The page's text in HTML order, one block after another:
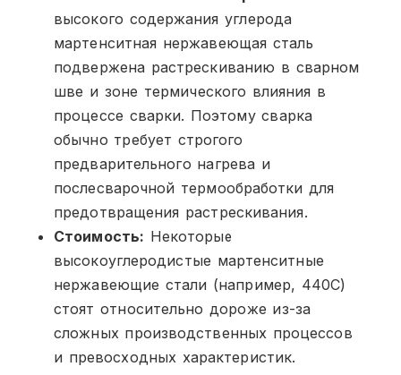
высокого содержания углерода
мартенситная нержавеющая сталь
подвержена растрескиванию в сварном
шве и зоне термического влияния в
процессе сварки. Поэтому сварка
обычно требует строгого
предварительного нагрева и
послесварочной термообработки для
предотвращения растрескивания.
Стоимость: Некоторые
высокоуглеродистые мартенситные
нержавеющие стали (например, 440C)
стоят относительно дороже из-за
сложных производственных процессов
и превосходных характеристик.